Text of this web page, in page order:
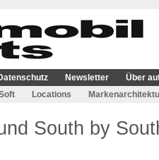
Newsletter
Über
Locations
South by